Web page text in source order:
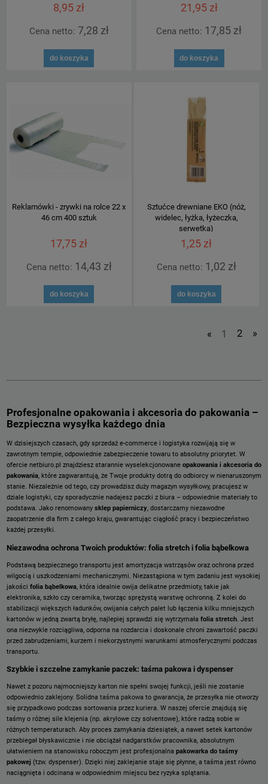
8,95 zł
Cena netto: 7,28 zł
do koszyka
21,95 zł
Cena netto: 17,85 zł
do koszyka
Reklamówki - zrywki na rolce 22 x
46 cm 400 sztuk
17,75 zł
Cena netto: 14,43 zł
do koszyka
Sztućce drewniane EKO (nóż,
widelec, łyżka, łyżeczka,
serwetka)
1,25 zł
Cena netto: 1,02 zł
do koszyka
« 1 2 »
Profesjonalne opakowania i akcesoria do pakowania –
Bezpieczna wysyłka każdego dnia
W dzisiejszych czasach, gdy sprzedaż e-commerce i logistyka rozwijają się w
zawrotnym tempie, odpowiednie zabezpieczenie towaru to absolutny priorytet. W
ofercie netbiuro.pl znajdziesz starannie wyselekcjonowane opakowania i akcesoria do
pakowania, które zagwarantują, że Twoje produkty dotrą do odbiorcy w nienaruszonym
stanie. Niezależnie od tego, czy prowadzisz duży magazyn wysyłkowy, pracujesz w
dziale logistyki, czy sporadycznie nadajesz paczki z biura – odpowiednie materiały to
podstawa. Jako renomowany sklep papierniczy, dostarczamy niezawodne
zaopatrzenie dla firm z całego kraju, gwarantując ciągłość pracy i bezpieczeństwo
każdej przesyłki.
Niezawodna ochrona Twoich produktów: folia stretch i folia bąbelkowa
Podstawą bezpiecznego transportu jest amortyzacja wstrząsów oraz ochrona przed
wilgocią i uszkodzeniami mechanicznymi. Niezastąpiona w tym zadaniu jest wysokiej
jakości folia bąbelkowa , która idealnie owija delikatne przedmioty, takie jak
elektronika, szkło czy ceramika, tworząc sprężystą warstwę ochronną. Z kolei do
stabilizacji większych ładunków, owijania całych palet lub łączenia kilku mniejszych
kartonów w jedną zwartą bryłę, najlepiej sprawdzi się wytrzymała folia stretch . Jest
ona niezwykle rozciągliwa, odporna na rozdarcia i doskonale chroni zawartość paczki
przed zabrudzeniami, kurzem i niekorzystnymi warunkami atmosferycznymi podczas
transportu.
Szybkie i szczelne zamykanie paczek: taśma pakowa i dyspenser
Nawet z pozoru najmocniejszy karton nie spełni swojej funkcji, jeśli nie zostanie
odpowiednio zaklejony. Solidna taśma pakowa to gwarancja, że przesyłka nie otworzy
się przypadkowo podczas sortowania przez kuriera. W naszej ofercie znajdują się
taśmy o różnej sile klejenia (np. akrylowe czy solventowe), które radzą sobie w
różnych temperaturach. Aby proces zamykania dziesiątek, a nawet setek kartonów
przebiegał błyskawicznie i nie obciążał nadgarstków pracownika, absolutnym
ułatwieniem na stanowisku roboczym jest profesjonalna pakowarka do taśmy
pakowej (tzw. dyspenser). Dzięki niej zaklejanie staje się płynne, a taśma jest równo
naciągnięta i odcinana w odpowiednim miejscu bez ryzyka splątania.